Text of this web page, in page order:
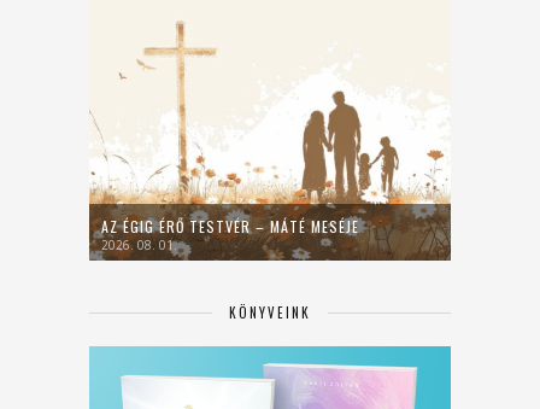
AZ ÉGIG ÉRŐ TESTVÉR – MÁTÉ MESÉJE
2026. 08. 01.
KÖNYVEINK